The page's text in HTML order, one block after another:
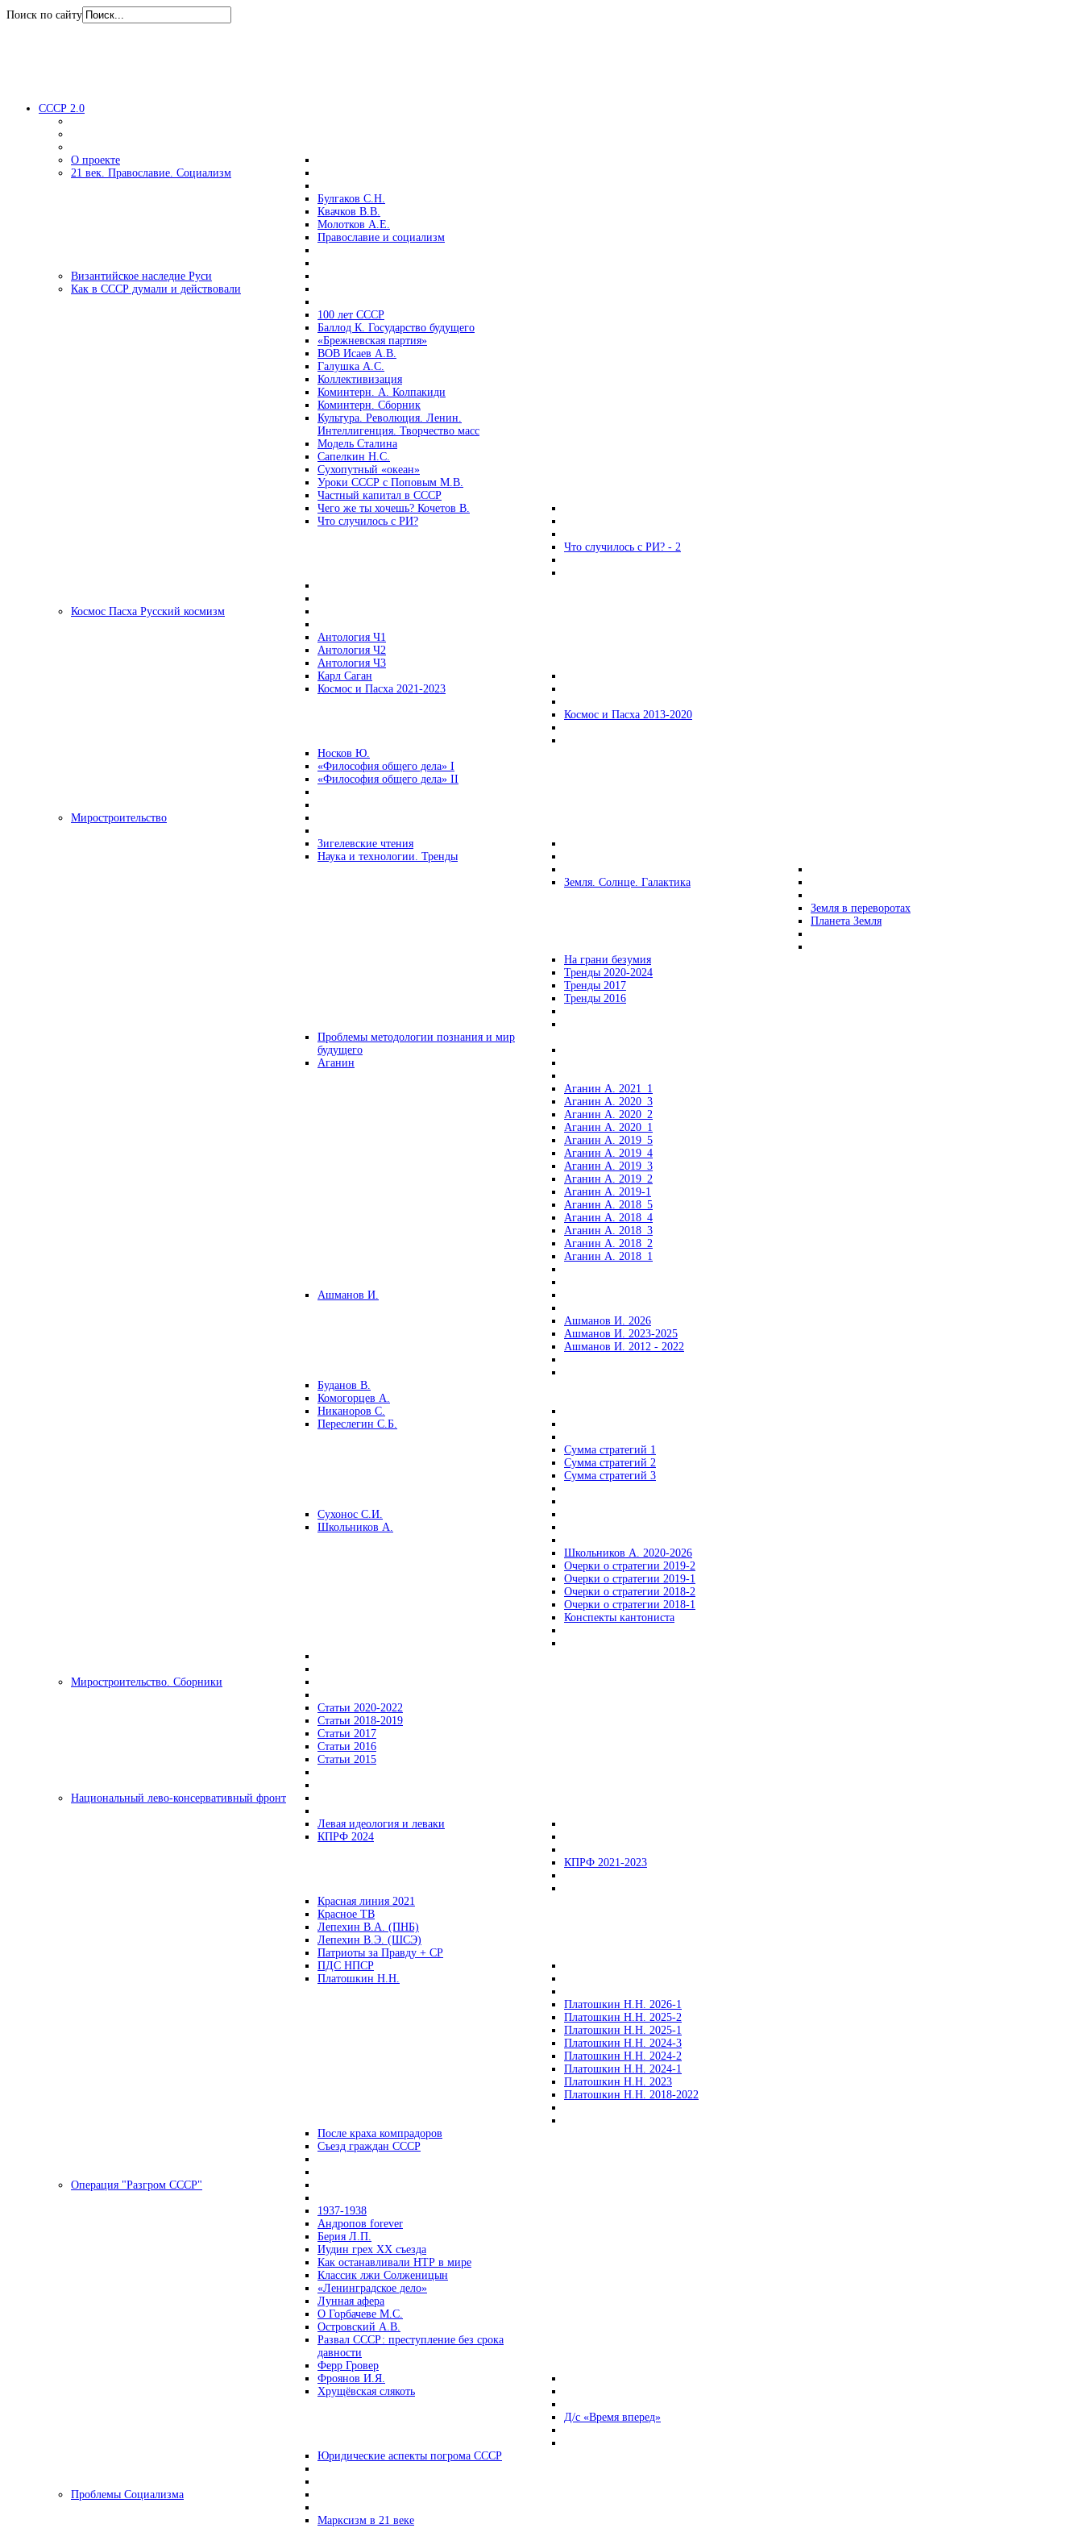
Поиск по сайту
СССР 2.0
О проекте
21 век. Православие. Социализм
Булгаков С.Н.
Квачков В.В.
Молотков А.Е.
Православие и социализм
Византийское наследие Руси
Как в СССР думали и действовали
100 лет СССР
Баллод К. Государство будущего
«Брежневская партия»
ВОВ Исаев А.В.
Галушка А.С.
Коллективизация
Коминтерн. А. Колпакиди
Коминтерн. Сборник
Культура. Революция. Ленин.
Интеллигенция. Творчество масс
Модель Сталина
Сапелкин Н.С.
Сухопутный «океан»
Уроки СССР с Поповым М.В.
Частный капитал в СССР
Чего же ты хочешь? Кочетов В.
Что случилось с РИ?
Что случилось с РИ? - 2
Космос Пасха Русский космизм
Антология Ч1
Антология Ч2
Антология Ч3
Карл Саган
Космос и Пасха 2021-2023
Космос и Пасха 2013-2020
Носков Ю.
«Философия общего дела» I
«Философия общего дела» II
Миростроительство
Зигелевские чтения
Наука и технологии. Тренды
Земля. Солнце. Галактика
Земля в переворотах
Планета Земля
На грани безумия
Тренды 2020-2024
Тренды 2017
Тренды 2016
Проблемы методологии познания и мир
будущего
Аганин
Аганин А. 2021_1
Аганин А. 2020_3
Аганин А. 2020_2
Аганин А. 2020_1
Аганин А. 2019_5
Аганин А. 2019_4
Аганин А. 2019_3
Аганин А. 2019_2
Аганин А. 2019-1
Аганин А. 2018_5
Аганин А. 2018_4
Аганин А. 2018_3
Аганин А. 2018_2
Аганин А. 2018_1
Ашманов И.
Ашманов И. 2026
Ашманов И. 2023-2025
Ашманов И. 2012 - 2022
Буданов В.
Комогорцев А.
Никаноров С.
Переслегин С.Б.
Сумма стратегий 1
Сумма стратегий 2
Сумма стратегий 3
Сухонос С.И.
Школьников А.
Школьников А. 2020-2026
Очерки о стратегии 2019-2
Очерки о стратегии 2019-1
Очерки о стратегии 2018-2
Очерки о стратегии 2018-1
Конспекты кантониста
Миростроительство. Сборники
Статьи 2020-2022
Статьи 2018-2019
Статьи 2017
Статьи 2016
Статьи 2015
Национальный лево-консервативный фронт
Левая идеология и леваки
КПРФ 2024
КПРФ 2021-2023
Красная линия 2021
Красное ТВ
Лепехин В.А. (ПНБ)
Лепехин В.Э. (ШСЭ)
Патриоты за Правду + СР
ПДС НПСР
Платошкин Н.Н.
Платошкин Н.Н. 2026-1
Платошкин Н.Н. 2025-2
Платошкин Н.Н. 2025-1
Платошкин Н.Н. 2024-3
Платошкин Н.Н. 2024-2
Платошкин Н.Н. 2024-1
Платошкин Н.Н. 2023
Платошкин Н.Н. 2018-2022
После краха компрадоров
Съезд граждан СССР
Операция "Разгром СССР"
1937-1938
Андропов forever
Берия Л.П.
Иудин грех ХХ съезда
Как останавливали НТР в мире
Классик лжи Солженицын
«Ленинградское дело»
Лунная афера
О Горбачеве М.С.
Островский А.В.
Развал СССР: преступление без срока
давности
Ферр Гровер
Фроянов И.Я.
Хрущёвская слякоть
Д/с «Время вперед»
Юридические аспекты погрома СССР
Проблемы Социализма
Марксизм в 21 веке